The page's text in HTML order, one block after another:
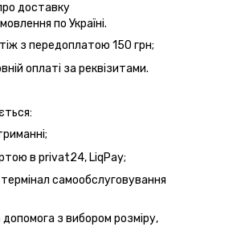
доставку
по Україні.
з передоплатою 150 грн;
оплаті за реквізитами.
в privat24, LiqPay;
самообслуговування
з вибором розміру,